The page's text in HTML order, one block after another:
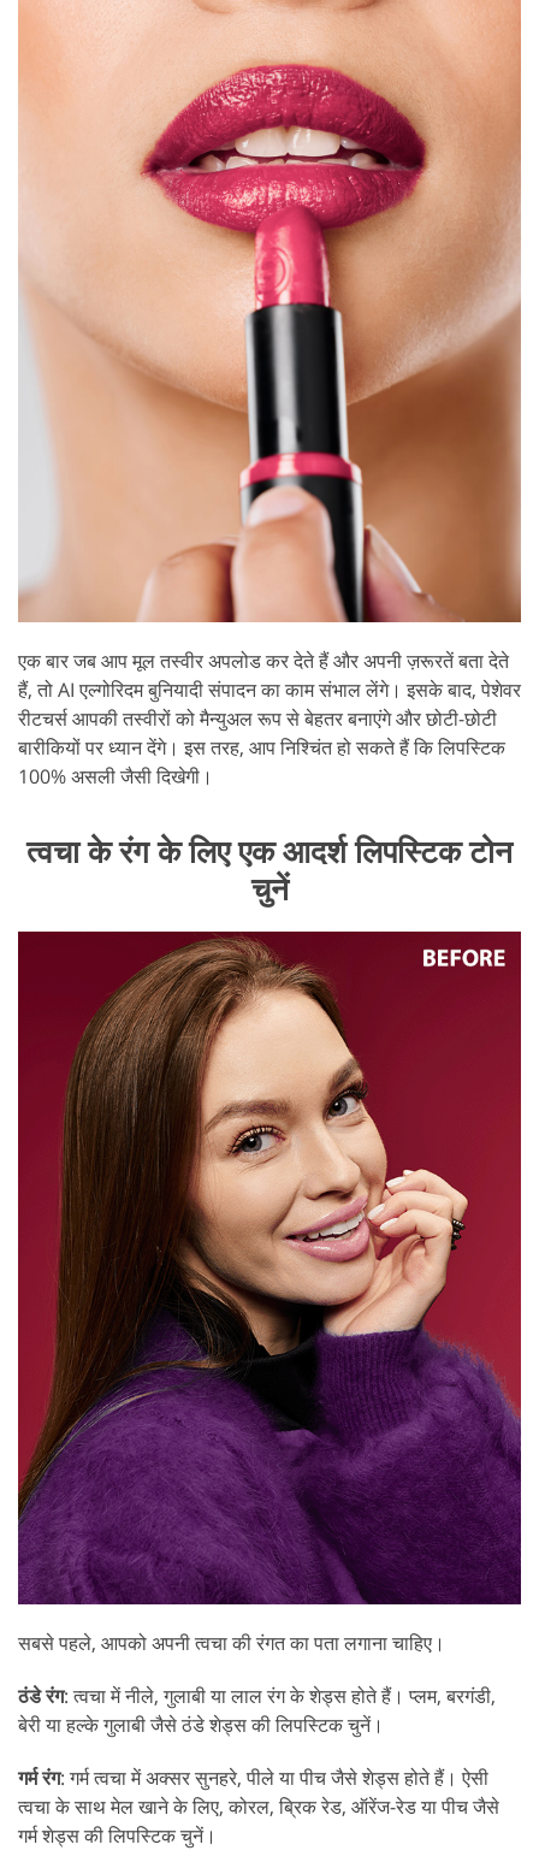
एक बार जब आप मूल तस्वीर अपलोड कर देते हैं और अपनी ज़रूरतें बता देते
हैं, तो AI एल्गोरिदम बुनियादी संपादन का काम संभाल लेंगे। इसके बाद, पेशेवर
रीटचर्स आपकी तस्वीरों को मैन्युअल रूप से बेहतर बनाएंगे और छोटी-छोटी
बारीकियों पर ध्यान देंगे। इस तरह, आप निश्चिंत हो सकते हैं कि लिपस्टिक
100% असली जैसी दिखेगी।
त्वचा के रंग के लिए एक आदर्श लिपस्टिक टोन
चुनें
सबसे पहले, आपको अपनी त्वचा की रंगत का पता लगाना चाहिए।
ठंडे रंग: त्वचा में नीले, गुलाबी या लाल रंग के शेड्स होते हैं। प्लम, बरगंडी,
बेरी या हल्के गुलाबी जैसे ठंडे शेड्स की लिपस्टिक चुनें।
गर्म रंग: गर्म त्वचा में अक्सर सुनहरे, पीले या पीच जैसे शेड्स होते हैं। ऐसी
त्वचा के साथ मेल खाने के लिए, कोरल, ब्रिक रेड, ऑरेंज-रेड या पीच जैसे
गर्म शेड्स की लिपस्टिक चुनें।